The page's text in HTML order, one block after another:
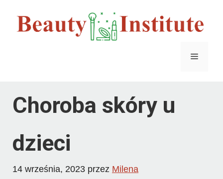
Menu
Choroba skóry u
dzieci
14 września, 2023 przez Milena